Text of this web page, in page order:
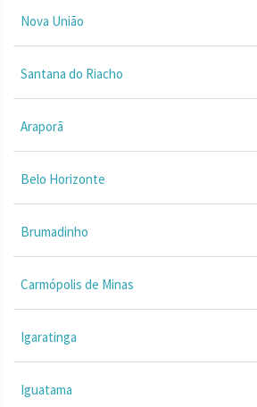
Nova União
Santana do Riacho
Araporã
Belo Horizonte
Brumadinho
Carmópolis de Minas
Igaratinga
Iguatama